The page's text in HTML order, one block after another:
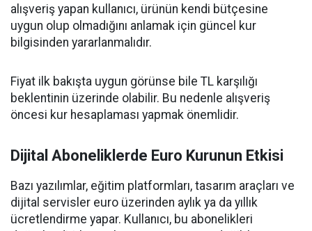
alışveriş yapan kullanıcı, ürünün kendi bütçesine
uygun olup olmadığını anlamak için güncel kur
bilgisinden yararlanmalıdır.
Fiyat ilk bakışta uygun görünse bile TL karşılığı
beklentinin üzerinde olabilir. Bu nedenle alışveriş
öncesi kur hesaplaması yapmak önemlidir.
Dijital Aboneliklerde Euro Kurunun Etkisi
Bazı yazılımlar, eğitim platformları, tasarım araçları ve
dijital servisler euro üzerinden aylık ya da yıllık
ücretlendirme yapar. Kullanıcı, bu abonelikleri